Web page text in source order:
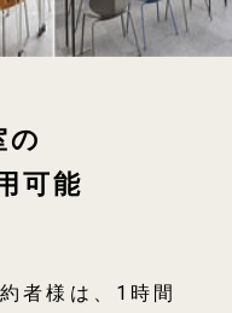
の
可能
者様は、1時間